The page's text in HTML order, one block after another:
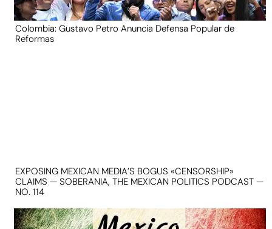
Colombia: Gustavo Petro Anuncia Defensa Popular de
Reformas
EXPOSING MEXICAN MEDIA’S BOGUS «CENSORSHIP»
CLAIMS — SOBERANIA, THE MEXICAN POLITICS PODCAST —
NO. 114